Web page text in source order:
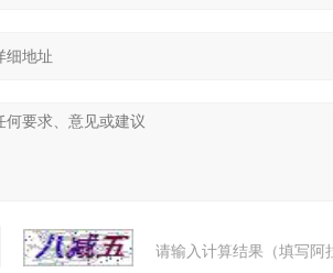
请输入计算结果（填写阿